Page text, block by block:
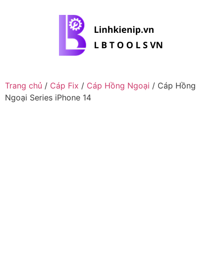
Trang chủ / Cáp Fix / Cáp Hồng Ngoại / Cáp Hồng
Ngoại Series iPhone 14